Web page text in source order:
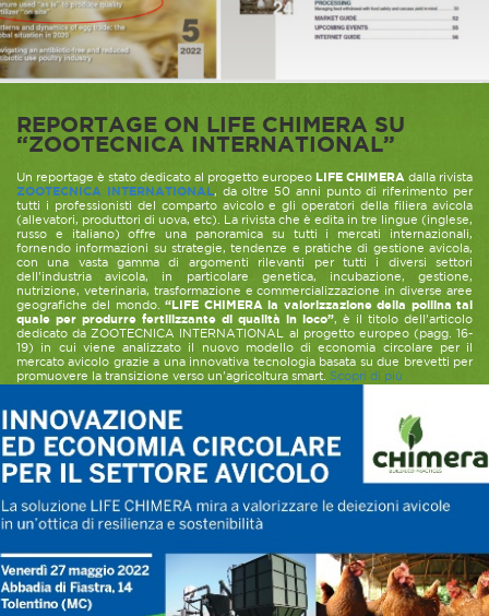
REPORTAGE ON LIFE CHIMERA SU
“ZOOTECNICA INTERNATIONAL”
Un reportage è stato dedicato al progetto europeo LIFE CHIMERA dalla rivista
ZOOTECNICA INTERNATIONAL, da oltre 50 anni punto di riferimento per
tutti i professionisti del comparto avicolo e gli operatori della filiera avicola
(allevatori, produttori di uova, etc). La rivista che è edita in tre lingue (inglese,
russo e italiano) offre una panoramica su tutti i mercati internazionali,
fornendo informazioni su strategie, tendenze e pratiche di gestione avicola,
con una vasta gamma di argomenti rilevanti per tutti i diversi settori
dell’industria avicola, in particolare genetica, incubazione, gestione,
nutrizione, veterinaria, trasformazione e commercializzazione in diverse aree
geografiche del mondo.“LIFE CHIMERA la valorizzazione della pollina tal
quale per produrre fertilizzante di qualità in loco”, è il titolo dell’articolo
dedicato da ZOOTECNICA INTERNATIONAL al progetto europeo (pagg. 16-
19) in cui viene analizzato il nuovo modello di economia circolare per il
mercato avicolo grazie a una innovativa tecnologia basata su due brevetti per
promuovere la transizione verso un’agricoltura smart. Scopri di più